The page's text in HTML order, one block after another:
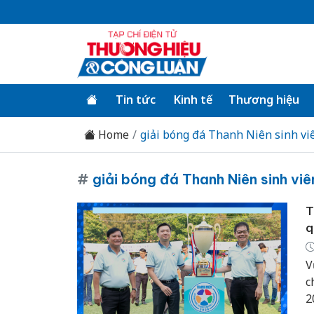
Tin tức Kinh tế Thương hiệu
Home giải bóng đá Thanh Niên sinh
# giải bóng đá Thanh Niên sinh